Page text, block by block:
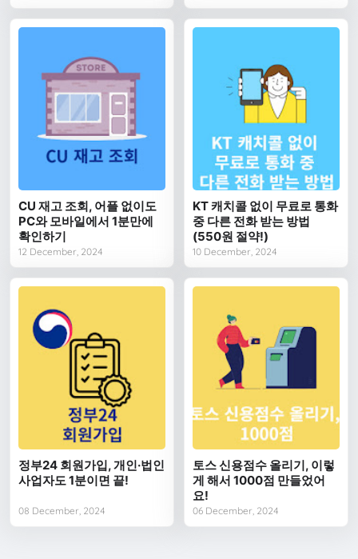
CU 재고 조회, 어플 없이도
PC와 모바일에서 1분만에
확인하기
12 December, 2024
KT 캐치콜 없이 무료로 통화
중 다른 전화 받는 방법
(550원 절약!)
10 December, 2024
정부24 회원가입, 개인·법인
사업자도 1분이면 끝!
08 December, 2024
토스 신용점수 올리기, 이렇
게 해서 1000점 만들었어
요!
06 December, 2024